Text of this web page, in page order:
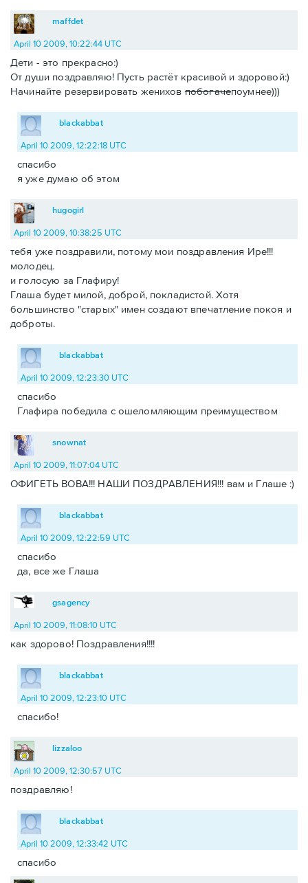
maffdet
April 10 2009, 10:22:44 UTC
Дети - это прекрасно:)
От души поздравляю! Пусть растёт красивой и здоровой:)
Начинайте резервировать жениховпобогачепоумнее)))
blackabbat
April 10 2009, 12:22:18 UTC
спасибо
я уже думаю об этом
hugogirl
April 10 2009, 10:38:25 UTC
тебя уже поздравили, потому мои поздравления Ире!!!
молодец.
и голосую за Глафиру!
Глаша будет милой, доброй, покладистой. Хотя
большинство "старых" имен создают впечатление покоя и
доброты.
blackabbat
April 10 2009, 12:23:30 UTC
спасибо
Глафира победила с ошеломляющим преимуществом
snownat
April 10 2009, 11:07:04 UTC
ОФИГЕТЬ ВОВА!!! НАШИ ПОЗДРАВЛЕНИЯ!!! вам и Глаше :)
blackabbat
April 10 2009, 12:22:59 UTC
спасибо
да, все же Глаша
gsagency
April 10 2009, 11:08:10 UTC
как здорово! Поздравления!!!!
blackabbat
April 10 2009, 12:23:10 UTC
спасибо!
lizzaloo
April 10 2009, 12:30:57 UTC
поздравляю!
blackabbat
April 10 2009, 12:33:42 UTC
спасибо